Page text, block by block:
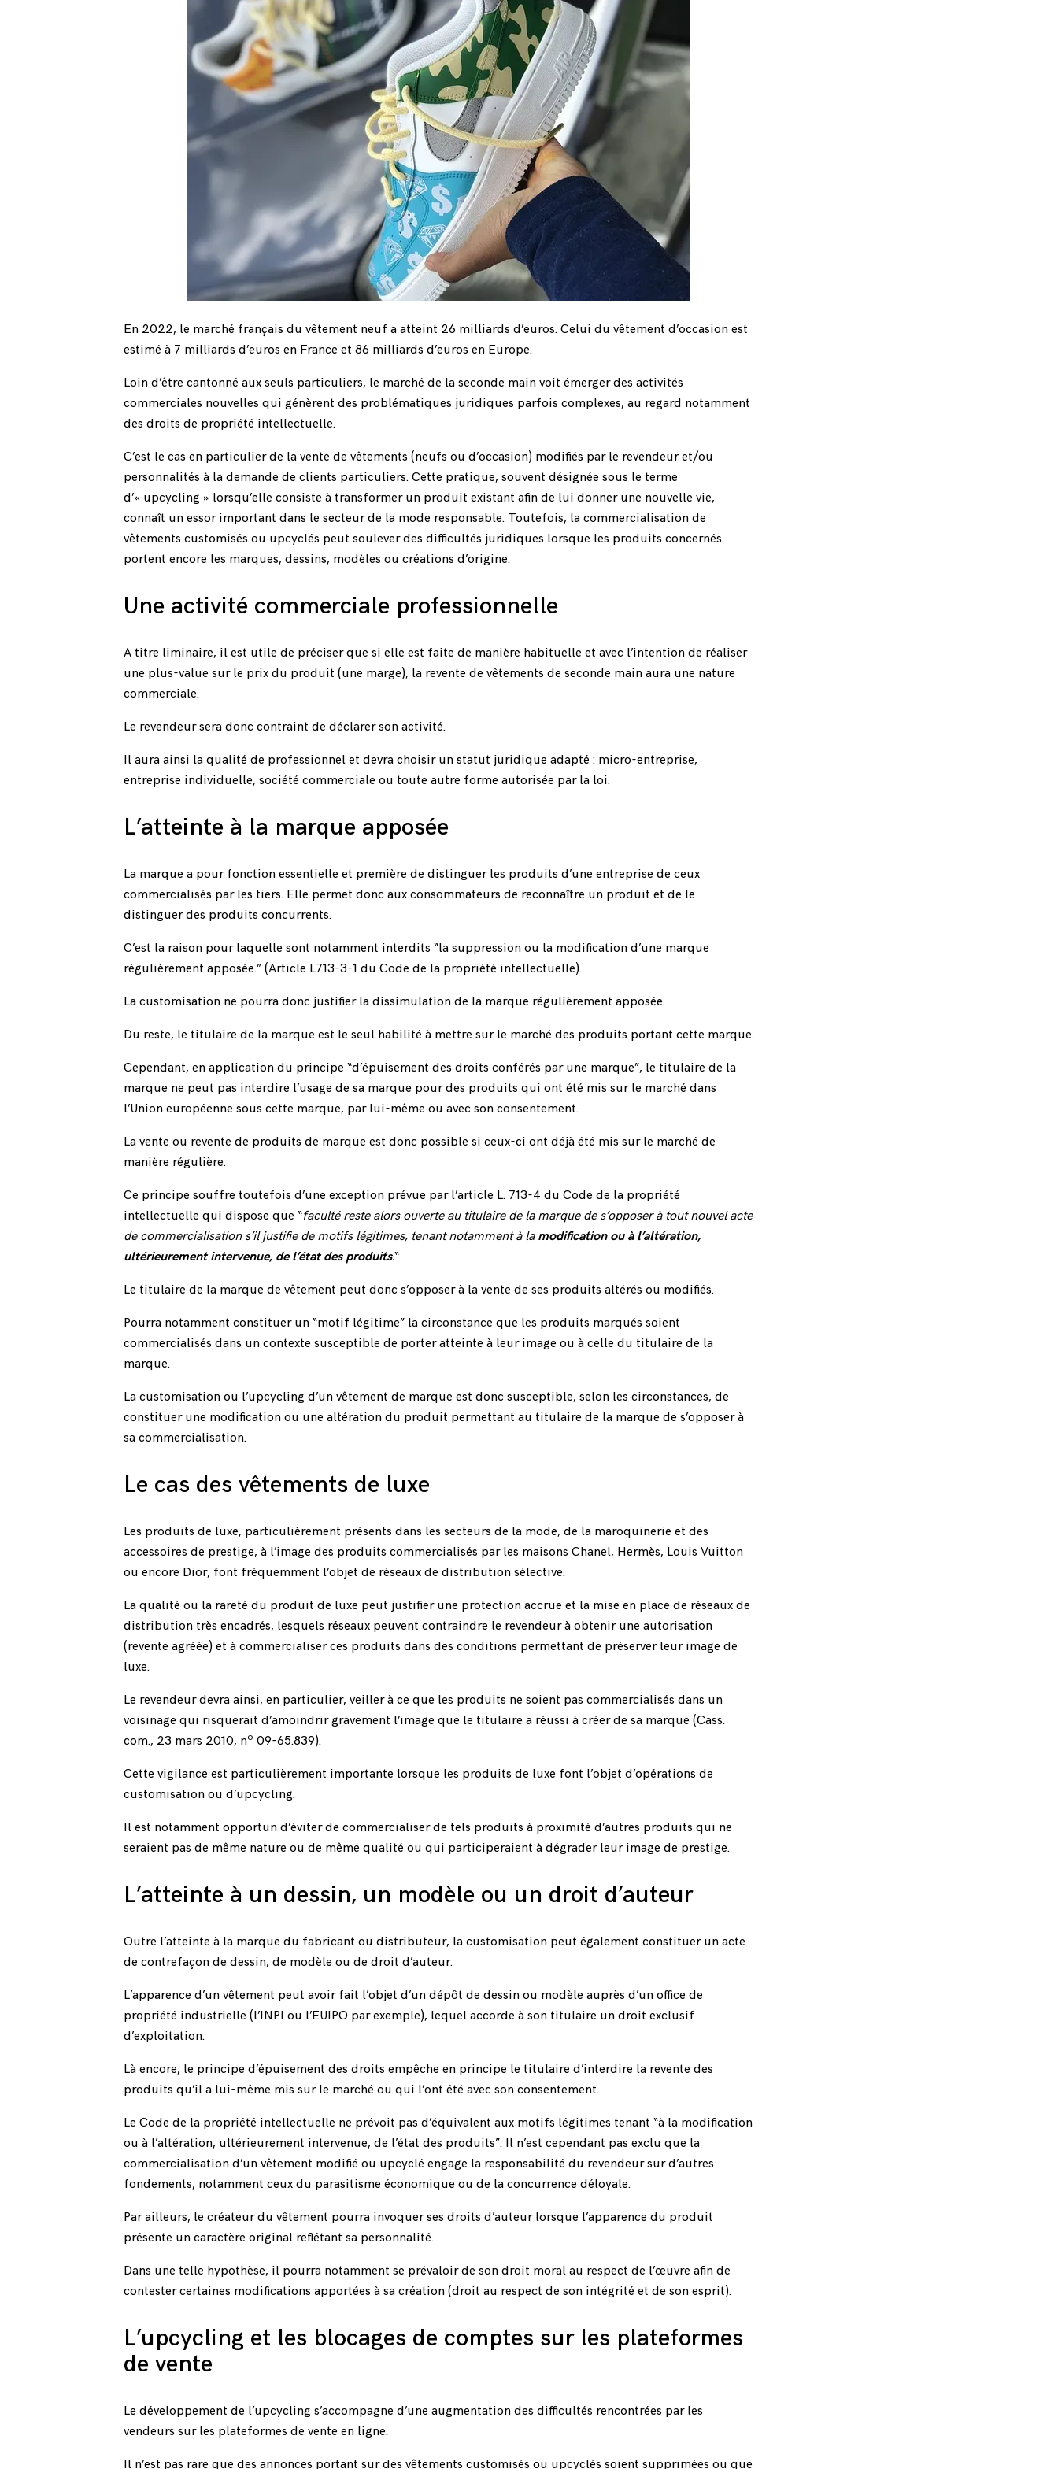
En 2022, le marché français du vêtement neuf a atteint 26 milliards d’euros. Celui du vêtement d’occasion est
estimé à 7 milliards d’euros en France et 86 milliards d’euros en Europe.
Loin d’être cantonné aux seuls particuliers, le marché de la seconde main voit émerger des activités
commerciales nouvelles qui génèrent des problématiques juridiques parfois complexes, au regard notamment
des droits de propriété intellectuelle.
C’est le cas en particulier de la vente de vêtements (neufs ou d’occasion) modifiés par le revendeur et/ou
personnalités à la demande de clients particuliers. Cette pratique, souvent désignée sous le terme
d’« upcycling » lorsqu’elle consiste à transformer un produit existant afin de lui donner une nouvelle vie,
connaît un essor important dans le secteur de la mode responsable. Toutefois, la commercialisation de
vêtements customisés ou upcyclés peut soulever des difficultés juridiques lorsque les produits concernés
portent encore les marques, dessins, modèles ou créations d’origine.
Une activité commerciale professionnelle
A titre liminaire, il est utile de préciser que si elle est faite de manière habituelle et avec l’intention de réaliser
une plus-value sur le prix du produit (une marge), la revente de vêtements de seconde main aura une nature
commerciale.
Le revendeur sera donc contraint de déclarer son activité.
Il aura ainsi la qualité de professionnel et devra choisir un statut juridique adapté : micro-entreprise,
entreprise individuelle, société commerciale ou toute autre forme autorisée par la loi.
L’atteinte à la marque apposée
La marque a pour fonction essentielle et première de distinguer les produits d’une entreprise de ceux
commercialisés par les tiers. Elle permet donc aux consommateurs de reconnaître un produit et de le
distinguer des produits concurrents.
C’est la raison pour laquelle sont notamment interdits “la suppression ou la modification d’une marque
régulièrement apposée.” (Article L713-3-1 du Code de la propriété intellectuelle).
La customisation ne pourra donc justifier la dissimulation de la marque régulièrement apposée.
Du reste, le titulaire de la marque est le seul habilité à mettre sur le marché des produits portant cette marque.
Cependant, en application du principe “d’épuisement des droits conférés par une marque”, le titulaire de la
marque ne peut pas interdire l’usage de sa marque pour des produits qui ont été mis sur le marché dans
l’Union européenne sous cette marque, par lui-même ou avec son consentement.
La vente ou revente de produits de marque est donc possible si ceux-ci ont déjà été mis sur le marché de
manière régulière.
Ce principe souffre toutefois d’une exception prévue par l’article L. 713-4 du Code de la propriété
intellectuelle qui dispose que “faculté reste alors ouverte au titulaire de la marque de s’opposer à tout nouvel acte
de commercialisation s’il justifie de motifs légitimes, tenant notamment à la modification ou à l’altération,
ultérieurement intervenue, de l’état des produits.“
Le titulaire de la marque de vêtement peut donc s’opposer à la vente de ses produits altérés ou modifiés.
Pourra notamment constituer un “motif légitime” la circonstance que les produits marqués soient
commercialisés dans un contexte susceptible de porter atteinte à leur image ou à celle du titulaire de la
marque.
La customisation ou l’upcycling d’un vêtement de marque est donc susceptible, selon les circonstances, de
constituer une modification ou une altération du produit permettant au titulaire de la marque de s’opposer à
sa commercialisation.
Le cas des vêtements de luxe
Les produits de luxe, particulièrement présents dans les secteurs de la mode, de la maroquinerie et des
accessoires de prestige, à l’image des produits commercialisés par les maisons Chanel, Hermès, Louis Vuitton
ou encore Dior, font fréquemment l’objet de réseaux de distribution sélective.
La qualité ou la rareté du produit de luxe peut justifier une protection accrue et la mise en place de réseaux de
distribution très encadrés, lesquels réseaux peuvent contraindre le revendeur à obtenir une autorisation
(revente agréée) et à commercialiser ces produits dans des conditions permettant de préserver leur image de
luxe.
Le revendeur devra ainsi, en particulier, veiller à ce que les produits ne soient pas commercialisés dans un
voisinage qui risquerait d’amoindrir gravement l’image que le titulaire a réussi à créer de sa marque (Cass.
com., 23 mars 2010, no 09-65.839).
Cette vigilance est particulièrement importante lorsque les produits de luxe font l’objet d’opérations de
customisation ou d’upcycling.
Il est notamment opportun d’éviter de commercialiser de tels produits à proximité d’autres produits qui ne
seraient pas de même nature ou de même qualité ou qui participeraient à dégrader leur image de prestige.
L’atteinte à un dessin, un modèle ou un droit d’auteur
Outre l’atteinte à la marque du fabricant ou distributeur, la customisation peut également constituer un acte
de contrefaçon de dessin, de modèle ou de droit d’auteur.
L’apparence d’un vêtement peut avoir fait l’objet d’un dépôt de dessin ou modèle auprès d’un office de
propriété industrielle (l’INPI ou l’EUIPO par exemple), lequel accorde à son titulaire un droit exclusif
d’exploitation.
Là encore, le principe d’épuisement des droits empêche en principe le titulaire d’interdire la revente des
produits qu’il a lui-même mis sur le marché ou qui l’ont été avec son consentement.
Le Code de la propriété intellectuelle ne prévoit pas d’équivalent aux motifs légitimes tenant “à la modification
ou à l’altération, ultérieurement intervenue, de l’état des produits”. Il n’est cependant pas exclu que la
commercialisation d’un vêtement modifié ou upcyclé engage la responsabilité du revendeur sur d’autres
fondements, notamment ceux du parasitisme économique ou de la concurrence déloyale.
Par ailleurs, le créateur du vêtement pourra invoquer ses droits d’auteur lorsque l’apparence du produit
présente un caractère original reflétant sa personnalité.
Dans une telle hypothèse, il pourra notamment se prévaloir de son droit moral au respect de l’œuvre afin de
contester certaines modifications apportées à sa création (droit au respect de son intégrité et de son esprit).
L’upcycling et les blocages de comptes sur les plateformes
de vente
Le développement de l’upcycling s’accompagne d’une augmentation des difficultés rencontrées par les
vendeurs sur les plateformes de vente en ligne.
Il n’est pas rare que des annonces portant sur des vêtements customisés ou upcyclés soient supprimées ou que